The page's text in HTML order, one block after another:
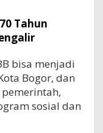
Tahun
bisa menjadi
Bogor, dan
sosial dan